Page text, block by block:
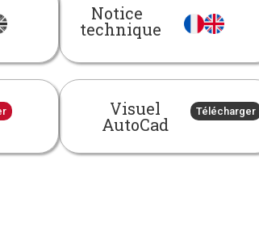
Notice
technique
Visuel
AutoCad
Télécharger